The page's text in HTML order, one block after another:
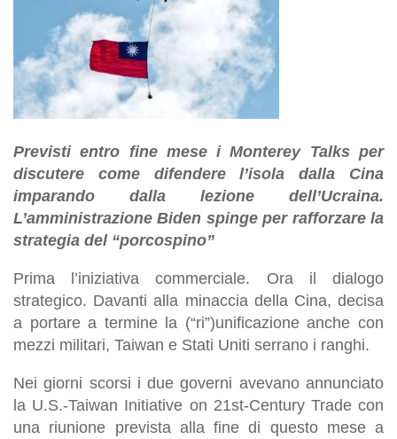
Previsti entro fine mese i Monterey Talks per
discutere come difendere l’isola dalla Cina
imparando dalla lezione dell’Ucraina.
L’amministrazione Biden spinge per rafforzare la
strategia del “porcospino”
Prima l’iniziativa commerciale. Ora il dialogo
strategico. Davanti alla minaccia della Cina, decisa
a portare a termine la (“ri”)unificazione anche con
mezzi militari, Taiwan e Stati Uniti serrano i ranghi.
Nei giorni scorsi i due governi avevano annunciato
la U.S.-Taiwan Initiative on 21st-Century Trade con
una riunione prevista alla fine di questo mese a